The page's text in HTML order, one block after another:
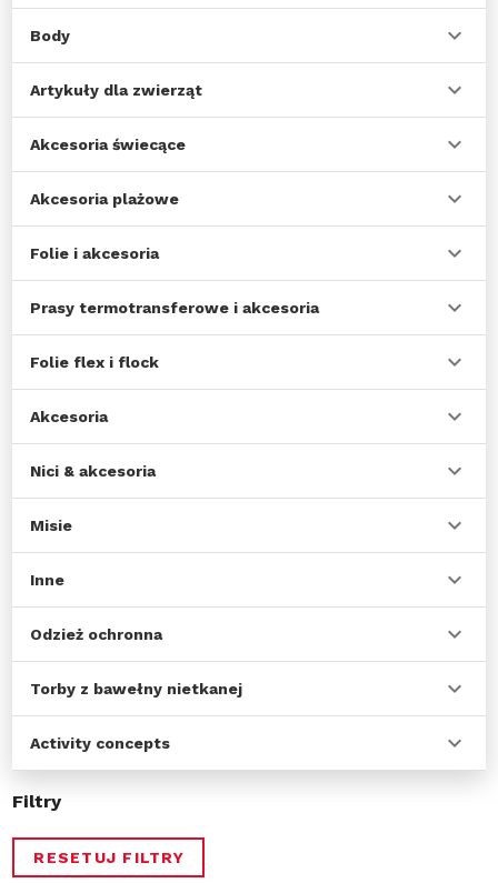
Body
Artykuły dla zwierząt
Akcesoria świecące
Akcesoria plażowe
Folie i akcesoria
Prasy termotransferowe i akcesoria
Folie flex i flock
Akcesoria
Nici & akcesoria
Misie
Inne
Odzież ochronna
Torby z bawełny nietkanej
Activity concepts
Filtry
RESETUJ FILTRY